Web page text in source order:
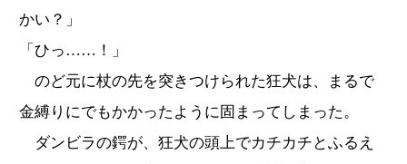
かい？」
「ひっ……！」
のど元に杖の先を突きつけられた狂犬は、まるで
金縛りにでもかかったように固まってしまった。
ダンビラの鍔が、狂犬の頭上でカチカチとふるえ